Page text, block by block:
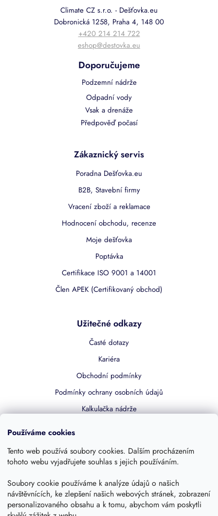
Používáme cookies
Tento web používá soubory cookies. Dalším procházením
tohoto webu vyjadřujete souhlas s jejich používáním.
Soubory cookie používáme k analýze údajů o našich
návštěvnících, ke zlepšení našich webových stránek, zobrazení
personalizovaného obsahu a k tomu, abychom vám poskytli
Climate CZ s.r.o. - Dešťovka.eu
Dobronická 1258, Praha 4, 148 00
+420 214 214 722
eshop@destovka.eu
Doporučujeme
Podzemní nádrže
Odpadní vody
Vsak a drenáže
Předpověď počasí
Zákaznický servis
Poradna Dešťovka.eu
B2B, Stavební firmy
Vracení zboží a reklamace
Hodnocení obchodu, recenze
Moje dešťovka
Poptávka
Certifikace ISO 9001 a 14001
Člen APEK (Certifikovaný obchod)
Užitečné odkazy
Časté dotazy
Kariéra
Obchodní podmínky
Podmínky ochrany osobních údajů
Kalkulačka nádrže
Kontakty
Sledujte nás